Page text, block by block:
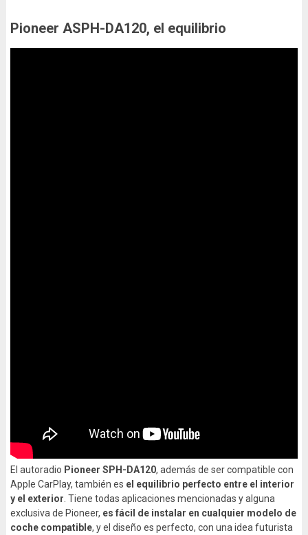
Pioneer ASPH-DA120, el equilibrio
El autoradio Pioneer SPH-DA120, además de ser compatible con
Apple CarPlay, también es el equilibrio perfecto entre el interior
y el exterior . Tiene todas aplicaciones mencionadas y alguna
exclusiva de Pioneer, es fácil de instalar en cualquier modelo de
coche compatible, y el diseño es perfecto, con una idea futurista